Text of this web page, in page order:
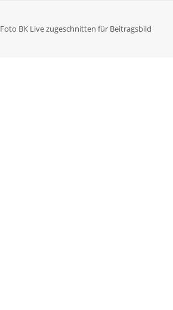
Foto BK Live zugeschnitten für Beitragsbild